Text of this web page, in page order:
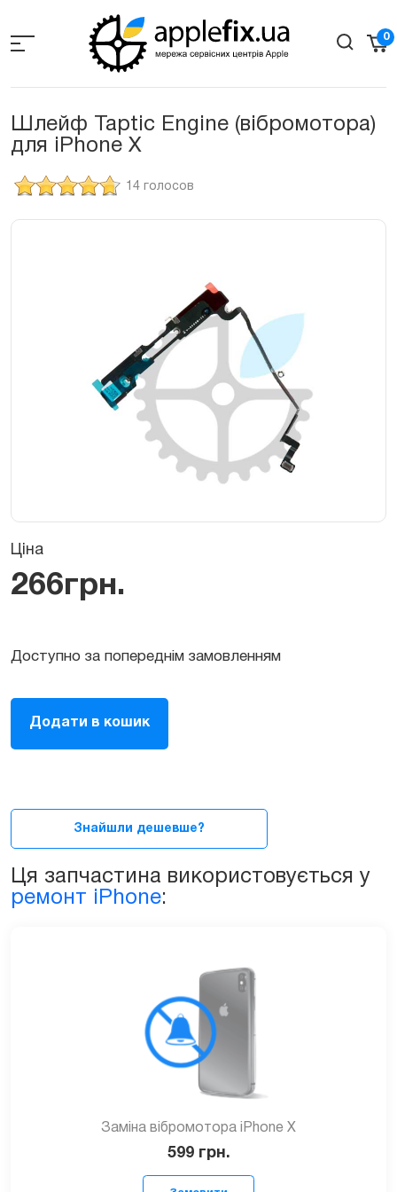
the
0
Шлейф Taptic Engine (вібромотора)
для iPhone X
14 голосов
Ціна
266грн.
Доступно за попереднім замовленням
Taptic
Engine
quantity
Додати в кошик
Знайшли дешевше?
Ця запчастина використовується у
ремонт iPhone:
Заміна вібромотора iPhone X
599 грн.